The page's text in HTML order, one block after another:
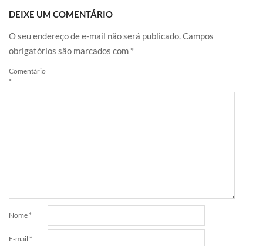
DEIXE UM COMENTÁRIO
O seu endereço de e-mail não será publicado.Campos
obrigatórios são marcados com *
Comentário
*
Nome *
E-mail *